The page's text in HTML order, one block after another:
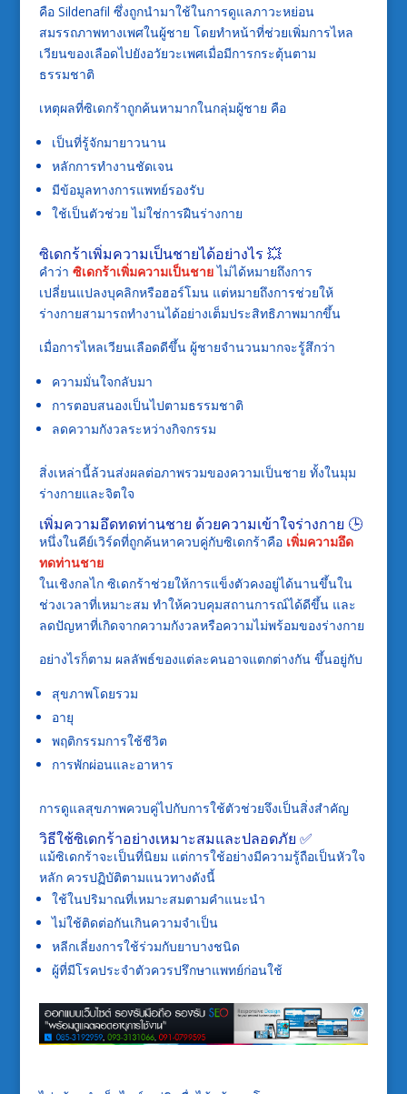
คือ Sildenafil ซึ่งถูกนำมาใช้ในการดูแลภาวะหย่อน
สมรรถภาพทางเพศในผู้ชาย โดยทำหน้าที่ช่วยเพิ่มการไหล
เวียนของเลือดไปยังอวัยวะเพศเมื่อมีการกระตุ้นตาม
ธรรมชาติ
เหตุผลที่ซิเดกร้าถูกค้นหามากในกลุ่มผู้ชาย คือ
เป็นที่รู้จักมายาวนาน
หลักการทำงานชัดเจน
มีข้อมูลทางการแพทย์รองรับ
ใช้เป็นตัวช่วย ไม่ใช่การฝืนร่างกาย
ซิเดกร้าเพิ่มความเป็นชายได้อย่างไร 💥
คำว่า ซิเดกร้าเพิ่มความเป็นชาย ไม่ได้หมายถึงการ
เปลี่ยนแปลงบุคลิกหรือฮอร์โมน แต่หมายถึงการช่วยให้
ร่างกายสามารถทำงานได้อย่างเต็มประสิทธิภาพมากขึ้น
เมื่อการไหลเวียนเลือดดีขึ้น ผู้ชายจำนวนมากจะรู้สึกว่า
ความมั่นใจกลับมา
การตอบสนองเป็นไปตามธรรมชาติ
ลดความกังวลระหว่างกิจกรรม
สิ่งเหล่านี้ล้วนส่งผลต่อภาพรวมของความเป็นชาย ทั้งในมุม
ร่างกายและจิตใจ
เพิ่มความอึดทดท่านชาย ด้วยความเข้าใจร่างกาย 🕒
หนึ่งในคีย์เวิร์ดที่ถูกค้นหาควบคู่กับซิเดกร้าคือ เพิ่มความอึด
ทดท่านชาย
ในเชิงกลไก ซิเดกร้าช่วยให้การแข็งตัวคงอยู่ได้นานขึ้นใน
ช่วงเวลาที่เหมาะสม ทำให้ควบคุมสถานการณ์ได้ดีขึ้น และ
ลดปัญหาที่เกิดจากความกังวลหรือความไม่พร้อมของร่างกาย
อย่างไรก็ตาม ผลลัพธ์ของแต่ละคนอาจแตกต่างกัน ขึ้นอยู่กับ
สุขภาพโดยรวม
อายุ
พฤติกรรมการใช้ชีวิต
การพักผ่อนและอาหาร
การดูแลสุขภาพควบคู่ไปกับการใช้ตัวช่วยจึงเป็นสิ่งสำคัญ
วิธีใช้ซิเดกร้าอย่างเหมาะสมและปลอดภัย ✅
แม้ซิเดกร้าจะเป็นที่นิยม แต่การใช้อย่างมีความรู้ถือเป็นหัวใจ
หลัก ควรปฏิบัติตามแนวทางดังนี้
ใช้ในปริมาณที่เหมาะสมตามคำแนะนำ
ไม่ใช้ติดต่อกันเกินความจำเป็น
หลีกเลี่ยงการใช้ร่วมกับยาบางชนิด
ผู้ที่มีโรคประจำตัวควรปรึกษาแพทย์ก่อนใช้